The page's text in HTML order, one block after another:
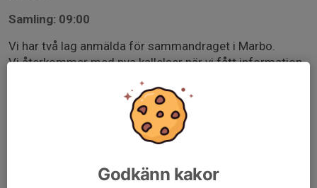
Samling: 09:00
Vi har två lag anmälda för sammandraget i Marbo.
Vi återkommer med nya kallelser när vi fått information
Godkänn kakor